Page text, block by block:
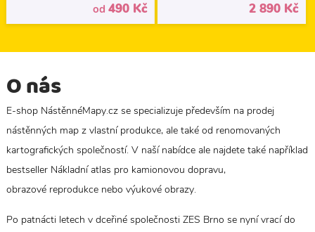
od 490 Kč 2 890 Kč
O nás
E-shop NástěnnéMapy.cz se specializuje především na prodej
nástěnných map z vlastní produkce, ale také od renomovaných
kartografických společností. V naší nabídce ale najdete také například
bestseller Nákladní atlas pro kamionovou dopravu,
obrazové reprodukce nebo výukové obrazy.
Po patnácti letech v dceřiné společnosti ZES Brno se nyní vrací do